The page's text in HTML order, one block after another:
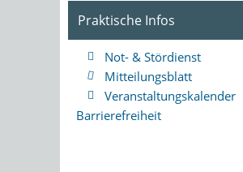
Praktische Infos
Not- & Stördienst
Mitteilungsblatt
Veranstaltungskalender
Barrierefreiheit